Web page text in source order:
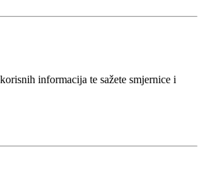
informacija te sažete smjernice i